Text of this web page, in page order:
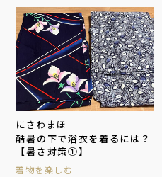
にさわまほ
酷暑の下で浴衣を着るには？
【暑さ対策①】
着物を楽しむ